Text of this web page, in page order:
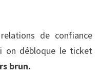
de confiance
on débloque le ticket
brun.